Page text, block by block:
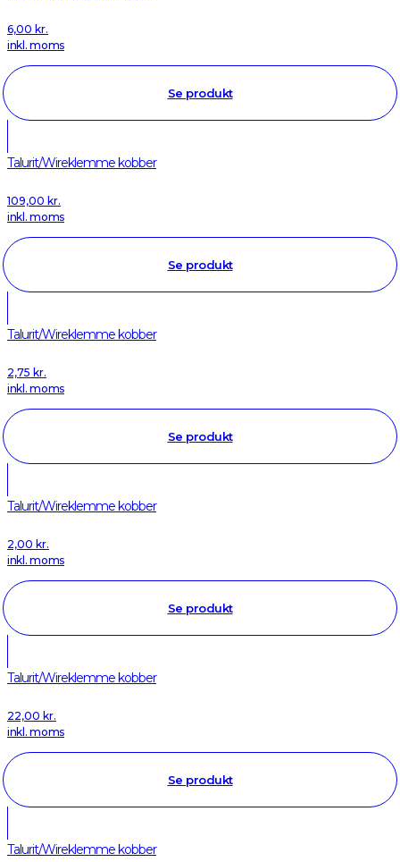
6,00 kr.
inkl. moms
Se produkt
Talurit/Wireklemme kobber
109,00 kr.
inkl. moms
Se produkt
Talurit/Wireklemme kobber
2,75 kr.
inkl. moms
Se produkt
Talurit/Wireklemme kobber
2,00 kr.
inkl. moms
Se produkt
Talurit/Wireklemme kobber
22,00 kr.
inkl. moms
Se produkt
Talurit/Wireklemme kobber